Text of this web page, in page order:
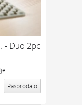
- Duo 2pc
Rasprodato